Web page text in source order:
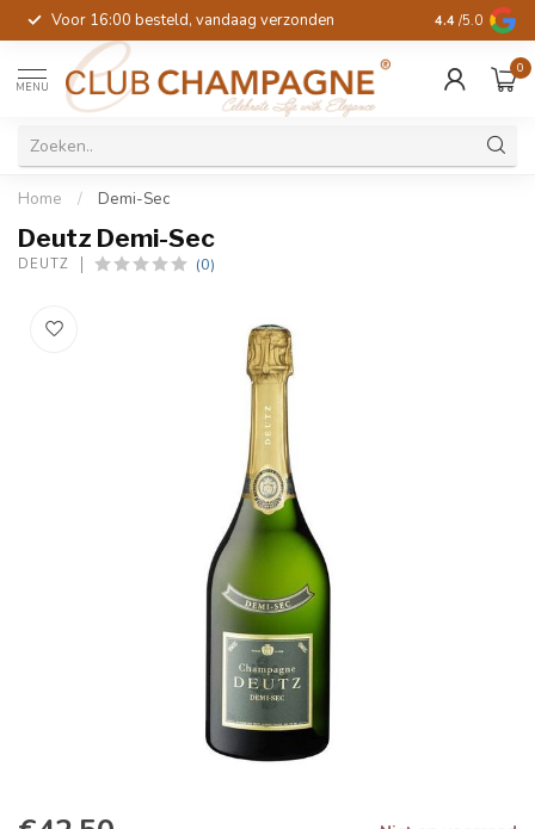
Voor 16:00 besteld, vandaag verzonden 4.4 /5.0
MENU
0
Home / Demi-Sec
Deutz Demi-Sec
DEUTZ (0)